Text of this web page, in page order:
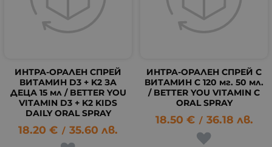
ИНТРА-ОРАЛЕН СПРЕЙ
ВИТАМИН D3 + K2 ЗА
ДЕЦА 15 мл / BETTER YOU
VITAMIN D3 + K2 KIDS
DAILY ORAL SPRAY
18.20 € / 35.60 лв.
ИНТРА-ОРАЛЕН СПРЕЙ С
ВИТАМИН C 120 мг. 50 мл.
/ BETTER YOU VITAMIN C
ORAL SPRAY
18.50 € / 36.18 лв.